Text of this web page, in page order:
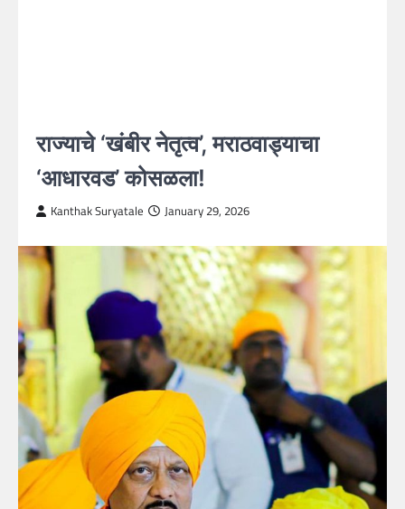
राज्याचे ‘खंबीर नेतृत्व’, मराठवाड्याचा
‘आधारवड’ कोसळला!
Kanthak Suryatale January 29, 2026